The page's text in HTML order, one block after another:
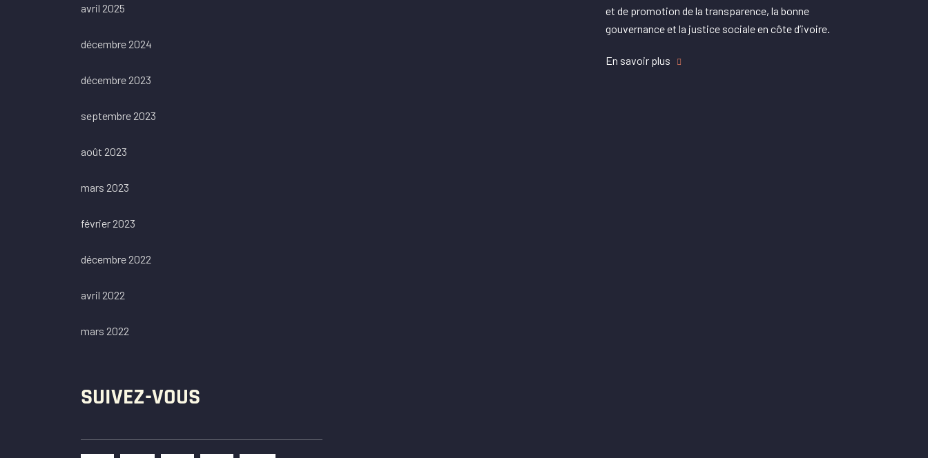
avril 2025
décembre 2024
décembre 2023
septembre 2023
août 2023
mars 2023
février 2023
décembre 2022
avril 2022
mars 2022
et de promotion de la transparence, la bonne
gouvernance et la justice sociale en côte d’ivoire.
En savoir plus
SUIVEZ-VOUS